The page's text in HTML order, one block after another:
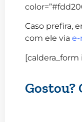
Caso prefira,
com ele via e-
[caldera_form
Gostou?